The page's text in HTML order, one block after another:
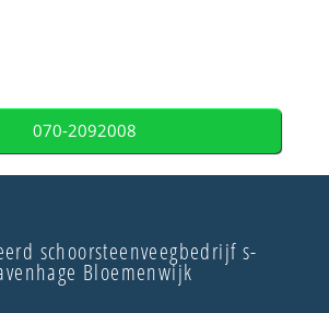
070-2092008
schoorsteenveegbedrijf s-
Bloemenwijk